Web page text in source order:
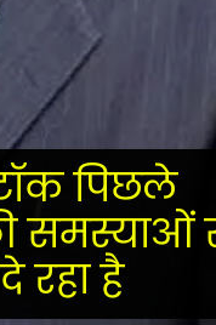
पिछले
समस्याओं
रहा है